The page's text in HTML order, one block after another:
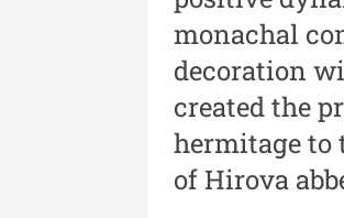
Buletinul
Tehnicii ”Ștefan
Buletinul
și Tehnicii
- An XV / Nr.
monachal
decoration
created the
hermitage to
of Hirova